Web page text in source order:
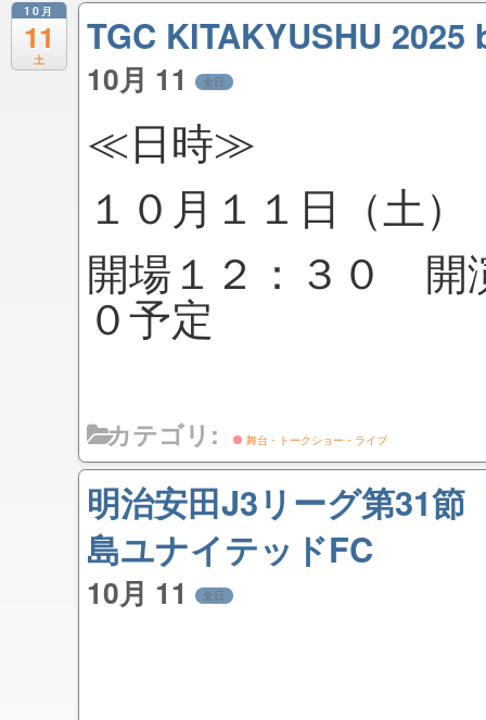
10月
11
土
TGC KITAKYUSHU
10月 11 全日
≪日時≫
１０月１１日（土）
開場１２：３０ 開
０予定
カテゴリ: 舞台・トークショー・ライブ
明治安田J3リーグ第
島ユナイテッドFC
10月 11 全日